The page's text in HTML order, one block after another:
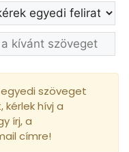
szöveget
hívj a
írj, a
címre!